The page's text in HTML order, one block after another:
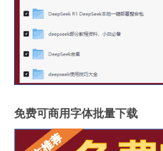
免费可商用字体批量下载